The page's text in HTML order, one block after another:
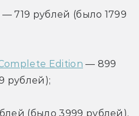
— 719 рублей (было 1799
Edition — 899
рублей);
(было 3999 рублей).